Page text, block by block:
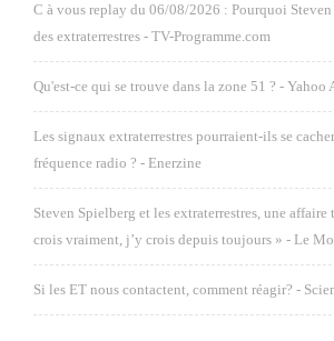
C à vous replay du 06/08/2026 : Pourquoi
des extraterrestres - TV-Programme.com
Qu'est-ce qui se trouve dans la zone 51 ? - Yahoo
Les signaux extraterrestres pourraient-ils se
fréquence radio ? - Enerzine
Steven Spielberg et les extraterrestres, une affaire
crois vraiment, j’y crois depuis toujours » - Le
Si les ET nous contactent, comment réagir? -